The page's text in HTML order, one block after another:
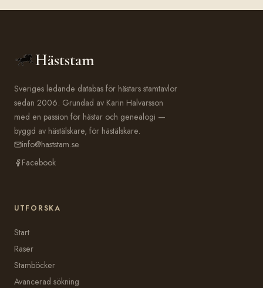
Häststam
Sveriges ledande databas för hästars stamtavlor
sedan 2006. Grundad av Karin Halvarsson
med en passion för hästar och genealogi —
byggd av hästälskare, för hästälskare.
info@haststam.se
Facebook
UTFORSKA
Start
Raser
Stamböcker
Avancerad sökning